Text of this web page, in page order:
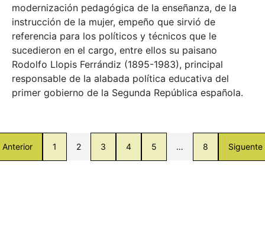
modernización pedagógica de la enseñanza, de la
instrucción de la mujer, empeño que sirvió de
referencia para los políticos y técnicos que le
sucedieron en el cargo, entre ellos su paisano
Rodolfo Llopis Ferrándiz (1895-1983), principal
responsable de la alabada política educativa del
primer gobierno de la Segunda República española.
Anterior 1 2 3 4 5 … 8 Siguente